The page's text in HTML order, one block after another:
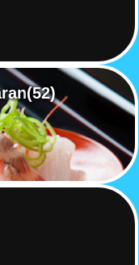
(52)